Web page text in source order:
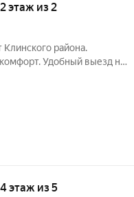
этаж из 2
района.
Удобный выезд на
и тихом районе с
этаж из 5